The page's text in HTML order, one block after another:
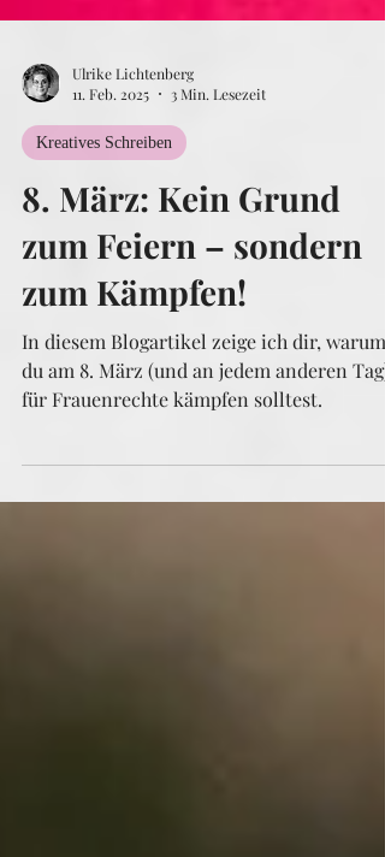
11. Feb. 2025
3 Min. Lesezeit
Kreatives Schreiben
8. März: Kein Grund
zum Feiern – sondern
zum Kämpfen!
In diesem Blogartikel zeige ich dir, warum
du am 8. März (und an jedem anderen Tag)